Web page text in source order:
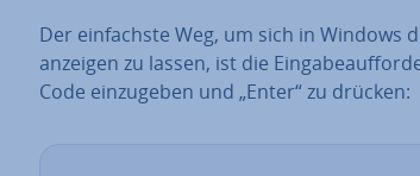
Der ein­fachs­te Weg, um sich in Windows
anzeigen zu lassen, ist die
Code ein­zu­ge­ben und „Enter“ zu drücken: